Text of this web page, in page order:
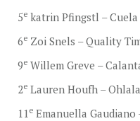
5e katrin Pfingstl – Cuela
6e Zoi Snels – Quality
9e Willem Greve –
2e Lauren Houfh –
11 e Emanuella Gaudiano